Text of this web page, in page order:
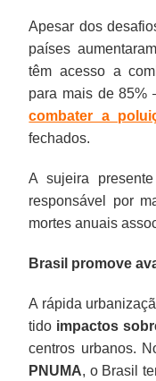
Apesar dos
países
têm acesso a
para mais de 85%
combater a
fechados.
A sujeira
responsável por
mortes anuais
Brasil promove
A rápida
tido impactos
centros urbanos.
PNUMA, o Brasil